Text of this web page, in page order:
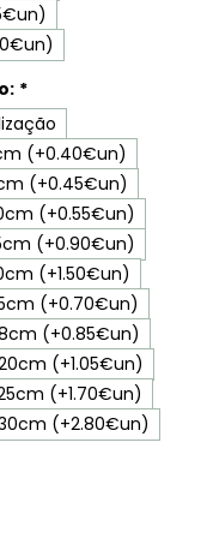
*
(+0.40€un)
(+0.45€un)
(+0.55€un)
(+0.90€un)
(+1.50€un)
(+0.70€un)
(+0.85€un)
(+1.05€un)
(+1.70€un)
(+2.80€un)